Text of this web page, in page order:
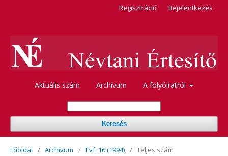
Aktuális szám Archívum A folyóiratról
Keresés
Regisztráció Bejelentkezés
Főoldal / Archívum / Évf. 16 (1994) / Teljes szám